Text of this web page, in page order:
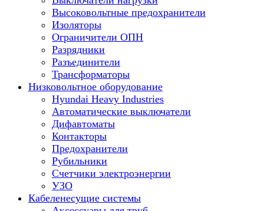
Высоковольтные предохранители
Изоляторы
Ограничители ОПН
Разрядники
Разъединители
Трансформаторы
Низковольтное оборудование
Hyundai Heavy Industries
Автоматические выключатели
Дифавтоматы
Контакторы
Предохранители
Рубильники
Счетчики электроэнергии
УЗО
Кабеленесущие системы